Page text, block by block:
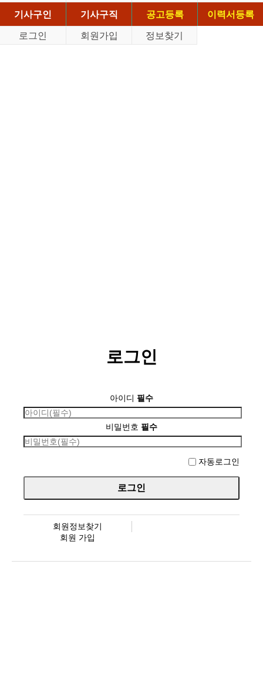
기사구인
기사구직 공고등록
이력서등록
로그인
회원가입 정보찾기
로그인
아이디 필수
비밀번호 필수
자동로그인
회원정보찾기
회원 가입